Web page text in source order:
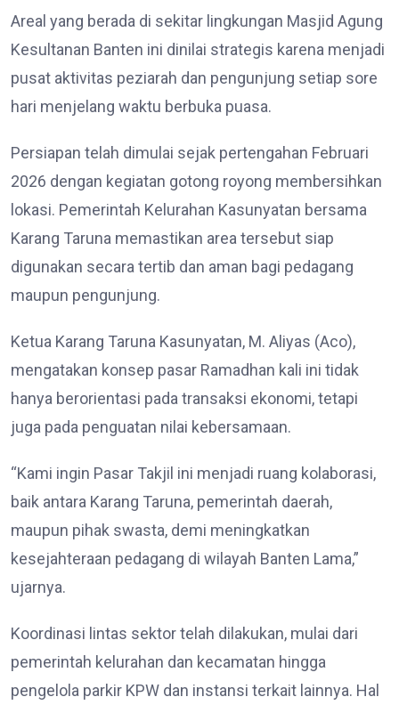
Areal yang berada di sekitar lingkungan Masjid Agung
Kesultanan Banten ini dinilai strategis karena menjadi
pusat aktivitas peziarah dan pengunjung setiap sore
hari menjelang waktu berbuka puasa.
Persiapan telah dimulai sejak pertengahan Februari
2026 dengan kegiatan gotong royong membersihkan
lokasi. Pemerintah Kelurahan Kasunyatan bersama
Karang Taruna memastikan area tersebut siap
digunakan secara tertib dan aman bagi pedagang
maupun pengunjung.
Ketua Karang Taruna Kasunyatan, M. Aliyas (Aco),
mengatakan konsep pasar Ramadhan kali ini tidak
hanya berorientasi pada transaksi ekonomi, tetapi
juga pada penguatan nilai kebersamaan.
“Kami ingin Pasar Takjil ini menjadi ruang kolaborasi,
baik antara Karang Taruna, pemerintah daerah,
maupun pihak swasta, demi meningkatkan
kesejahteraan pedagang di wilayah Banten Lama,”
ujarnya.
Koordinasi lintas sektor telah dilakukan, mulai dari
pemerintah kelurahan dan kecamatan hingga
pengelola parkir KPW dan instansi terkait lainnya. Hal